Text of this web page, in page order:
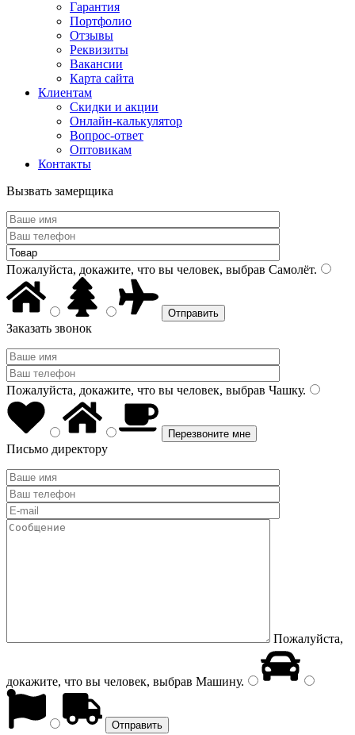
Гарантия
Портфолио
Отзывы
Реквизиты
Вакансии
Карта сайта
Клиентам
Скидки и акции
Онлайн-калькулятор
Вопрос-ответ
Оптовикам
Контакты
Вызвать замерщика
Пожалуйста, докажите, что вы человек, выбрав Самолёт.
Заказать звонок
Пожалуйста, докажите, что вы человек, выбрав Чашку.
Письмо директору
Пожалуйста,
докажите, что вы человек, выбрав Машину.